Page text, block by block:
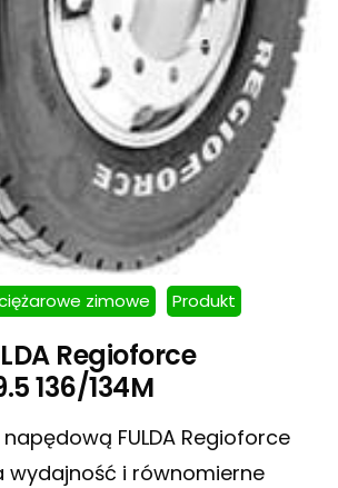
zimowe Produkt
Regioforce
136/134M
FULDA Regioforce
wydajność i równomierne